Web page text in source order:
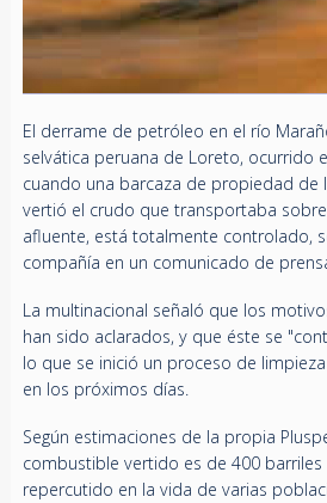
El derrame de petróleo en el río
selvática peruana de Loreto, ocurrido
cuando una barcaza de propiedad de
vertió el crudo que transportaba
afluente, está totalmente controlado,
compañía en un comunicado de
La multinacional señaló que los
han sido aclarados, y que éste se
lo que se inició un proceso de
en los próximos días.
Según estimaciones de la propia
combustible vertido es de 400
repercutido en la vida de varias